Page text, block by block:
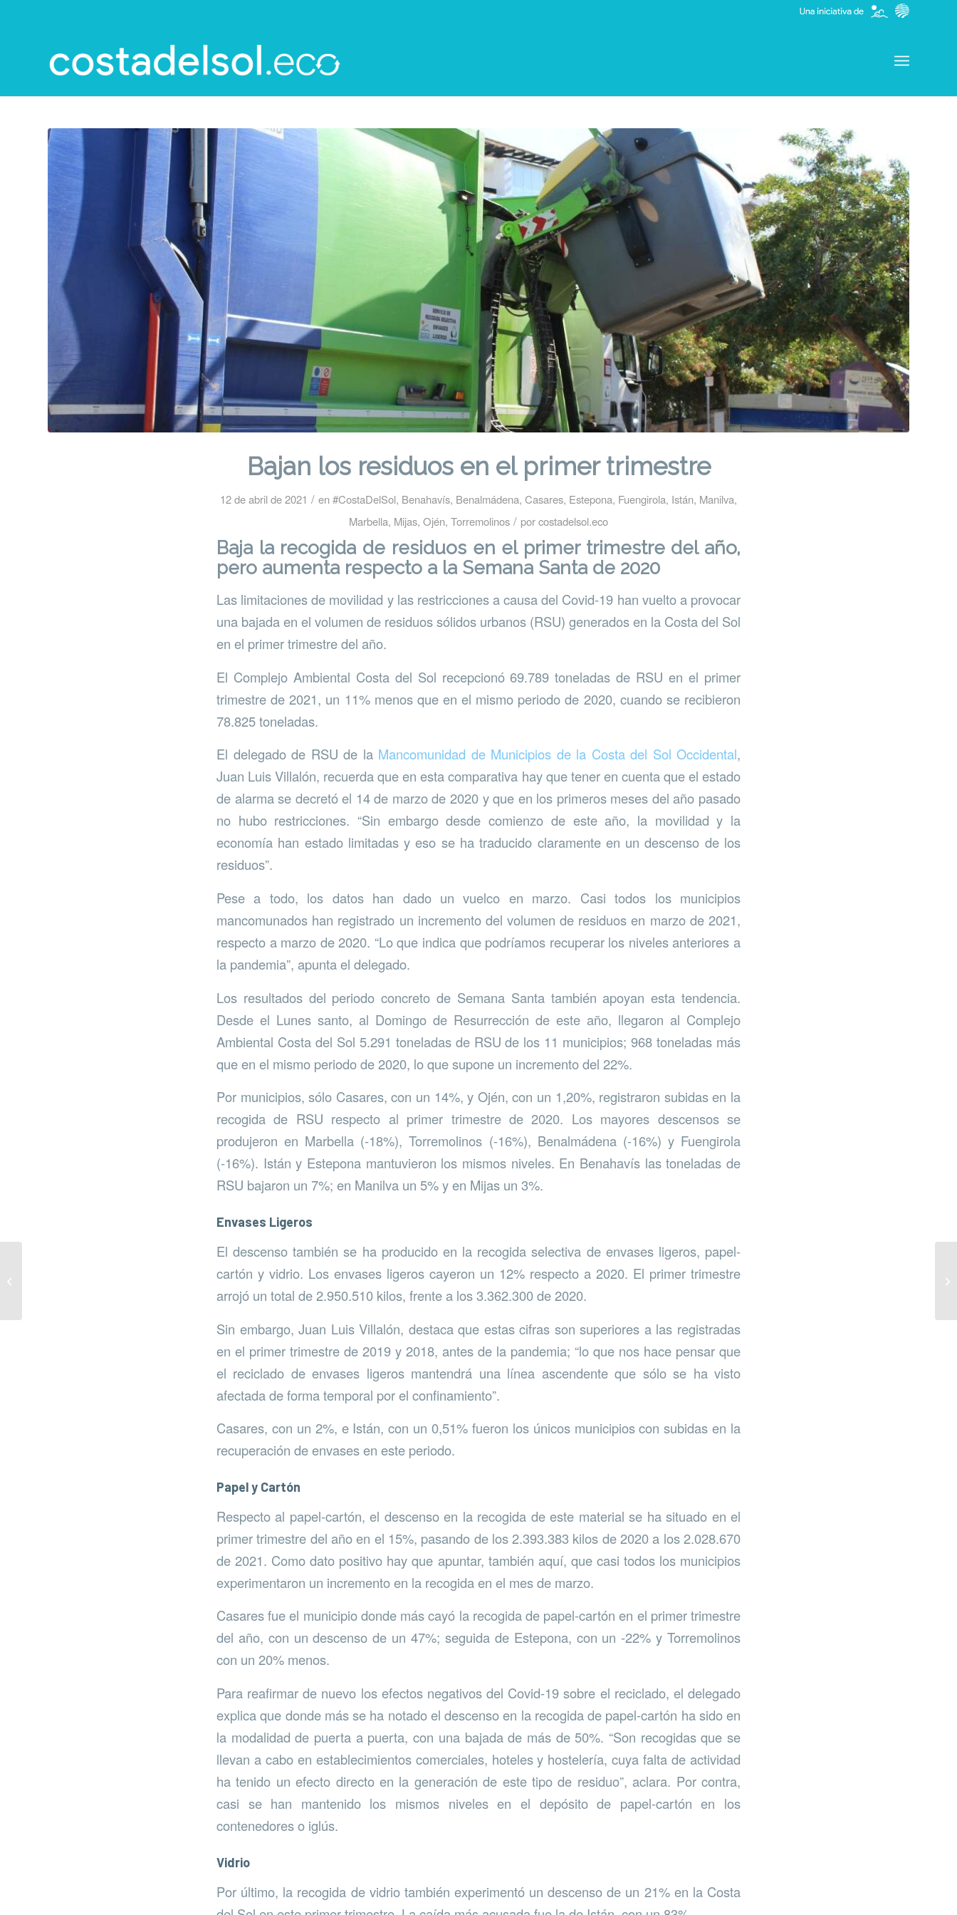
Bajan los residuos en el primer trimestre
12 de abril de 2021 / en#CostaDelSol, Benahavís, Benalmádena, Casares, Estepona, Fuengirola, Istán, Manilva,
Marbella, Mijas, Ojén, Torremolinos / porcostadelsol.eco
Baja la recogida de residuos en el primer trimestre del año,
pero aumenta respecto a la Semana Santa de 2020
Las limitaciones de movilidad y las restricciones a causa del Covid-19 han vuelto a provocar
una bajada en el volumen de residuos sólidos urbanos (RSU) generados en la Costa del Sol
en el primer trimestre del año.
El Complejo Ambiental Costa del Sol recepcionó 69.789 toneladas de RSU en el primer
trimestre de 2021, un 11% menos que en el mismo periodo de 2020, cuando se recibieron
78.825 toneladas.
El delegado de RSU de laMancomunidad de Municipios de la Costa del Sol Occidental,
Juan Luis Villalón, recuerda que en esta comparativa hay que tener en cuenta que el estado
de alarma se decretó el 14 de marzo de 2020 y que en los primeros meses del año pasado
no hubo restricciones. “Sin embargo desde comienzo de este año, la movilidad y la
economía han estado limitadas y eso se ha traducido claramente en un descenso de los
residuos”.
Pese a todo, los datos han dado un vuelco en marzo. Casi todos los municipios
mancomunados han registrado un incremento del volumen de residuos en marzo de 2021,
respecto a marzo de 2020. “Lo que indica que podríamos recuperar los niveles anteriores a
la pandemia”, apunta el delegado.
Los resultados del periodo concreto de Semana Santa también apoyan esta tendencia.
Desde el Lunes santo, al Domingo de Resurrección de este año, llegaron al Complejo
Ambiental Costa del Sol 5.291 toneladas de RSU de los 11 municipios; 968 toneladas más
que en el mismo periodo de 2020, lo que supone un incremento del 22%.
Por municipios, sólo Casares, con un 14%, y Ojén, con un 1,20%, registraron subidas en la
recogida de RSU respecto al primer trimestre de 2020. Los mayores descensos se
produjeron en Marbella (-18%), Torremolinos (-16%), Benalmádena (-16%) y Fuengirola
(-16%). Istán y Estepona mantuvieron los mismos niveles. En Benahavís las toneladas de
RSU bajaron un 7%; en Manilva un 5% y en Mijas un 3%.
Envases Ligeros
El descenso también se ha producido en la recogida selectiva de envases ligeros, papel-
cartón y vidrio. Los envases ligeros cayeron un 12% respecto a 2020. El primer trimestre
arrojó un total de 2.950.510 kilos, frente a los 3.362.300 de 2020.
Sin embargo, Juan Luis Villalón, destaca que estas cifras son superiores a las registradas
en el primer trimestre de 2019 y 2018, antes de la pandemia; “lo que nos hace pensar que
el reciclado de envases ligeros mantendrá una línea ascendente que sólo se ha visto
afectada de forma temporal por el confinamiento”.
Casares, con un 2%, e Istán, con un 0,51% fueron los únicos municipios con subidas en la
recuperación de envases en este periodo.
Papel y Cartón
Respecto al papel-cartón, el descenso en la recogida de este material se ha situado en el
primer trimestre del año en el 15%, pasando de los 2.393.383 kilos de 2020 a los 2.028.670
de 2021. Como dato positivo hay que apuntar, también aquí, que casi todos los municipios
experimentaron un incremento en la recogida en el mes de marzo.
Casares fue el municipio donde más cayó la recogida de papel-cartón en el primer trimestre
del año, con un descenso de un 47%; seguida de Estepona, con un -22% y Torremolinos
con un 20% menos.
Para reafirmar de nuevo los efectos negativos del Covid-19 sobre el reciclado, el delegado
explica que donde más se ha notado el descenso en la recogida de papel-cartón ha sido en
la modalidad de puerta a puerta, con una bajada de más de 50%. “Son recogidas que se
llevan a cabo en establecimientos comerciales, hoteles y hostelería, cuya falta de actividad
ha tenido un efecto directo en la generación de este tipo de residuo”, aclara. Por contra,
casi se han mantenido los mismos niveles en el depósito de papel-cartón en los
contenedores o iglús.
Vidrio
Por último, la recogida de vidrio también experimentó un descenso de un 21% en la Costa